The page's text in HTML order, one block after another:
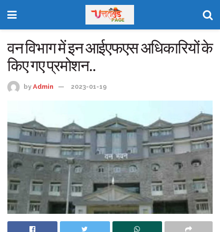
वन विभाग में इन आईएफएस अधिकारियों के
किए गए प्रमोशन..
by Admin 2023-01-19